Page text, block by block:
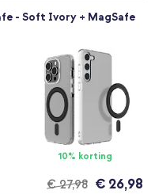
- Soft Ivory + MagSafe
10% korting
€ 27,98 € 26,98